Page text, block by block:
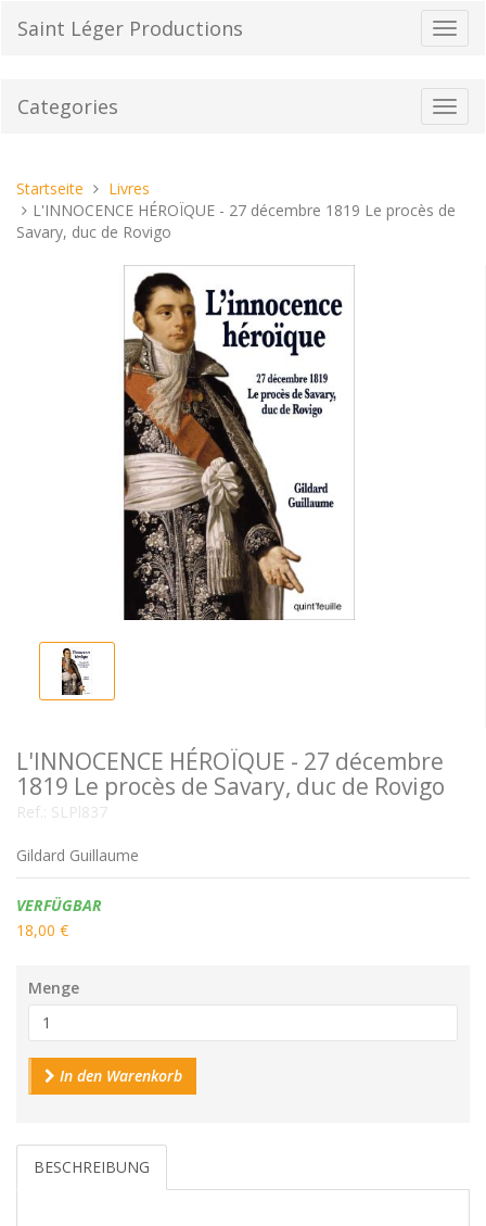
zumSaint Léger Productions
Categories
Sie
sind
hier:
Startseite
Livres
L'INNOCENCE HÉROÏQUE - 27 décembre 1819 Le procès de
Savary, duc de Rovigo
L'INNOCENCE HÉROÏQUE - 27 décembre
1819 Le procès de Savary, duc de Rovigo
Ref.: SLPl837
Gildard Guillaume
Verfügbarkeit:
VERFÜGBAR
18,00 €
Menge
In den Warenkorb
BESCHREIBUNG